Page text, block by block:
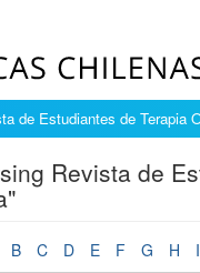
de Estudiantes de Terapia
Revista de
B C D E F G H I